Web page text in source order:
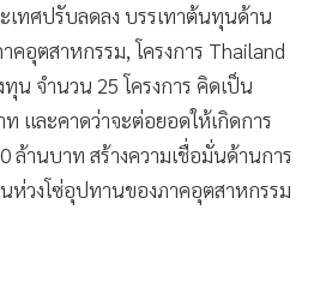
เทศปรับลดลง บรรเทาต้นทุนด้าน
คอุตสาหกรรม, โครงการ Thailand
ทุน จำนวน 25 โครงการ คิดเป็น
และคาดว่าจะต่อยอดให้เกิดการ
ล้านบาท สร้างความเชื่อมั่นด้านการ
ห่วงโซ่อุปทานของภาคอุตสาหกรรม